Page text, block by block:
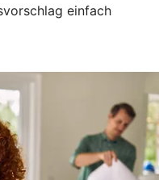
einfach